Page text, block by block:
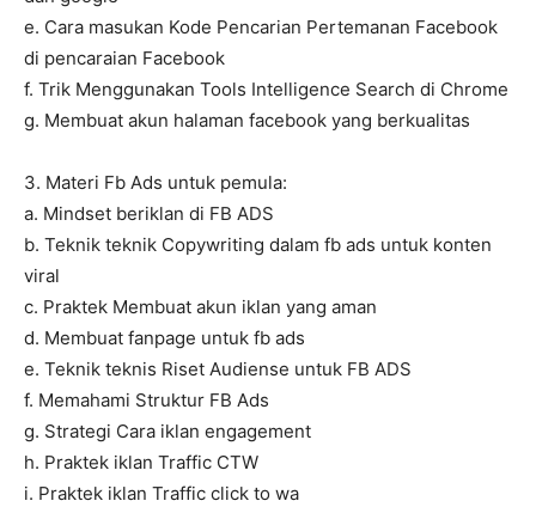
e. Cara masukan Kode Pencarian Pertemanan Facebook
di pencaraian Facebook
f. Trik Menggunakan Tools Intelligence Search di Chrome
g. Membuat akun halaman facebook yang berkualitas
3. Materi Fb Ads untuk pemula:
a. Mindset beriklan di FB ADS
b. Teknik teknik Copywriting dalam fb ads untuk konten
viral
c. Praktek Membuat akun iklan yang aman
d. Membuat fanpage untuk fb ads
e. Teknik teknis Riset Audiense untuk FB ADS
f. Memahami Struktur FB Ads
g. Strategi Cara iklan engagement
h. Praktek iklan Traffic CTW
i. Praktek iklan Traffic click to wa